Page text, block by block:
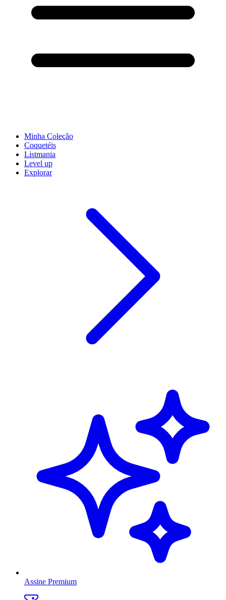
Minha Coleção
Coquetéis
Listmania
Level up
Explorar
Assine Premium